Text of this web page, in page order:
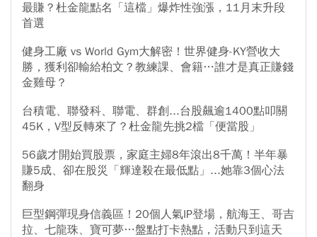
最賺？杜金龍點名「這檔」爆炸性強漲，11月末升段
首選
健身工廠 vs World Gym大解密！世界健身-KY營收大
勝，獲利卻輸給柏文？教練課、會籍…誰才是真正賺錢
金雞母？
台積電、聯發科、聯電、群創...台股飆逾1400點叩關
45K，V型反轉來了？杜金龍先挑2檔「便當股」
56歲才開始買股票，家庭主婦8年滾出8千萬！半年暴
賺5成、卻在股災「輝達殺在最低點」...她靠3個心法
翻身
巨型鋼彈現身信義區！20個人氣IP登場，航海王、哥吉
拉、七龍珠、寶可夢…盤點打卡熱點，活動只到這天